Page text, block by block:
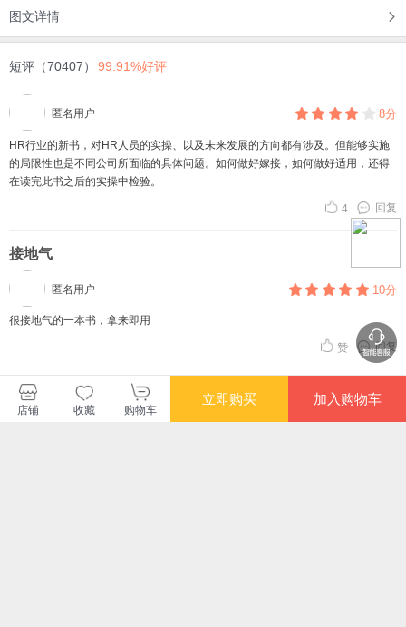
图文详情
短评（70407） 99.91%好评
匿名用户 8分
HR行业的新书，对HR人员的实操、以及未来发展的方向都有涉及。但能够实施
的局限性也是不同公司所面临的具体问题。如何做好嫁接，如何做好适用，还得
在读完此书之后的实操中检验。
回复
4
接地气
匿名用户 10分
很接地气的一本书，拿来即用
回复
赞
查看更多短评
店铺 收藏 购物车
立即购买 加入购物车